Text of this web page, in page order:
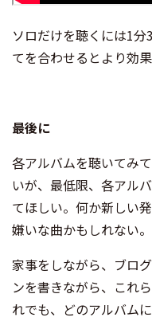
ソロだけを聴くには1
てを合わせるとより効果
最後に
各アルバムを聴いてみ
いが、最低限、各アル
てほしい。何か新しい
嫌いな曲かもしれない。
家事をしながら、ブロ
ンを書きながら、これ
れでも、どのアルバム